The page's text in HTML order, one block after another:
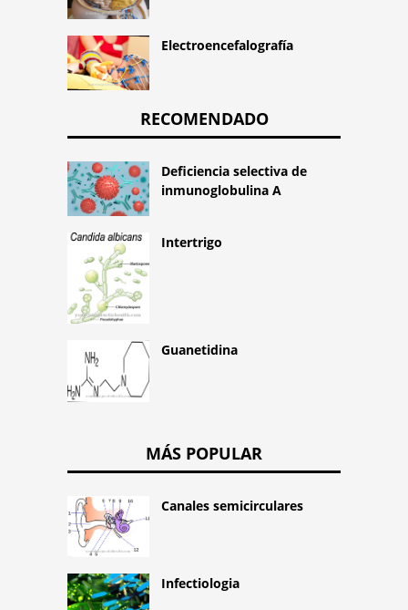
Electroencefalografía
RECOMENDADO
Deficiencia selectiva de
inmunoglobulina A
Intertrigo
Guanetidina
MÁS POPULAR
Canales semicirculares
Infectiologia